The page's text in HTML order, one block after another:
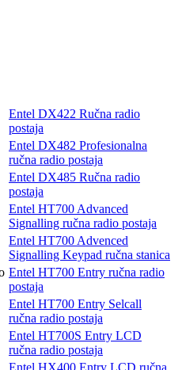
Entel DX422 Ručna radio
postaja
Entel DX482 Profesionalna
ručna radio postaja
Entel DX485 Ručna radio
postaja
Entel HT700 Advanced
Signalling ručna radio postaja
Entel HT700 Advenced
Signalling Keypad ručna stanica
Entel HT700 Entry ručna radio
postaja
Entel HT700 Entry Selcall
ručna radio postaja
Entel HT700S Entry LCD
ručna radio postaja